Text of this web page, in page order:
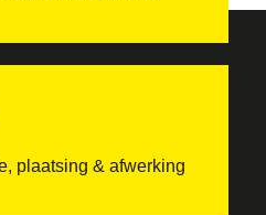
plaatsing & afwerking